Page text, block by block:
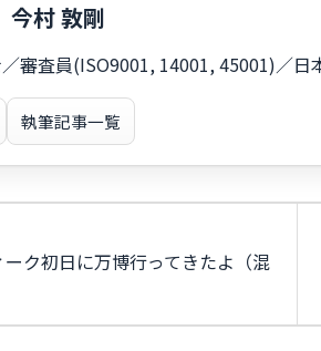
村 敦剛
審査員(ISO9001, 14001, 45001)／日
執筆記事一覧
ク初日に万博行ってきたよ（混